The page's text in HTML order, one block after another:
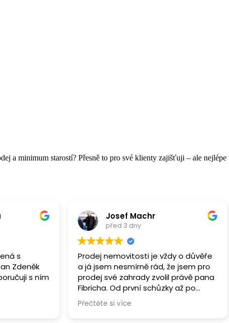
a minimum starostí? Přesně to pro své klienty zajišťuji – ale nejlépe
s
Zdeněk
s ním
Josef Machr
před 3 dny
Prodej nemovitosti je vždy o důvěře
a já jsem nesmírně rád, že jsem pro
prodej své zahrady zvolil právě pana
Fibricha. Od první schůzky až po
finální podpis smluv bylo vidět, že je
to profesionál na svém místě. O nic
Přečtěte si více